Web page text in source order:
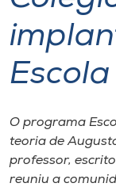
Pesquisa
Atendimento
Portal de Ensino
A
O programa
teoria de
professor,
reuniu a